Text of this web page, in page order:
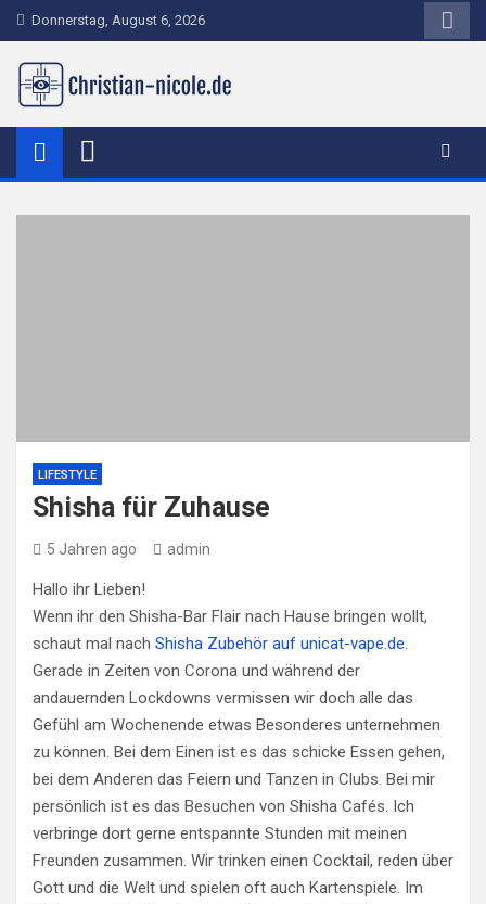
Skip
to
content
Donnerstag, August 6, 2026
christian-nicole.de
LIFESTYLE
Shisha für Zuhause
5 Jahren ago admin
Hallo ihr Lieben!
Wenn ihr den Shisha-Bar Flair nach Hause bringen wollt,
schaut mal nach Shisha Zubehör auf unicat-vape.de.
Gerade in Zeiten von Corona und während der
andauernden Lockdowns vermissen wir doch alle das
Gefühl am Wochenende etwas Besonderes unternehmen
zu können. Bei dem Einen ist es das schicke Essen gehen,
bei dem Anderen das Feiern und Tanzen in Clubs. Bei mir
persönlich ist es das Besuchen von Shisha Cafés. Ich
verbringe dort gerne entspannte Stunden mit meinen
Freunden zusammen. Wir trinken einen Cocktail, reden über
Gott und die Welt und spielen oft auch Kartenspiele. Im